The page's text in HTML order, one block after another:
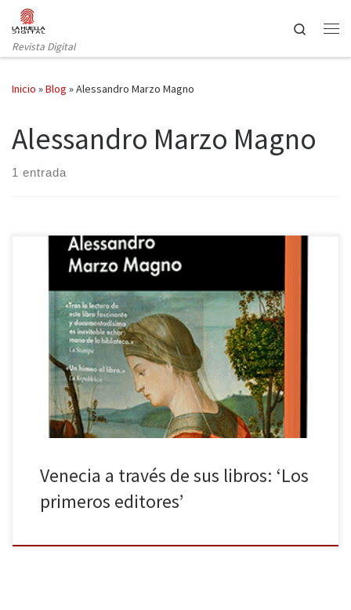
Saltar al contenido
Revista Digital
Search
Inicio »Blog »Alessandro Marzo Magno
Alessandro Marzo Magno
1 entrada
Hubo un tiempo en que la República de Venecia, la Serenísima,
era una de las mayores potencias de Europa, y a su ciudad
acudían gentes de todas las regiones conocidas. Eje entre oriente
y occidente, Venecia destacó por un sistema comercial amplio y
eficiente y una libertad de pensamiento poco […]
Venecia a través de sus libros: ‘Los
primeros editores’